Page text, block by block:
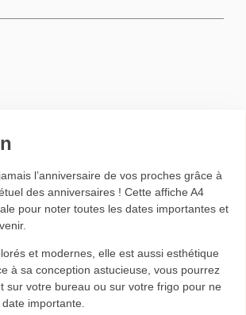
l’anniversaire de vos proches grâce à
des anniversaires ! Cette affiche A4
pour noter toutes les dates importantes et
et modernes, elle est aussi esthétique
à sa conception astucieuse, vous pourrez
sur votre bureau ou sur votre frigo pour ne
importante.